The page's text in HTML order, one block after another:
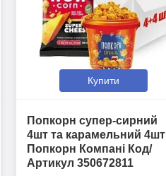
Купити
Попкорн супер-сирний
4шт та карамельний 4шт
Попкорн Компані Код/
Артикул 350672811